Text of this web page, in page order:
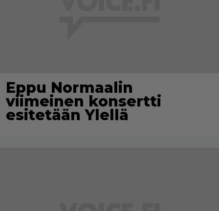
Eppu Normaalin
viimeinen konsertti
esitetään Ylellä